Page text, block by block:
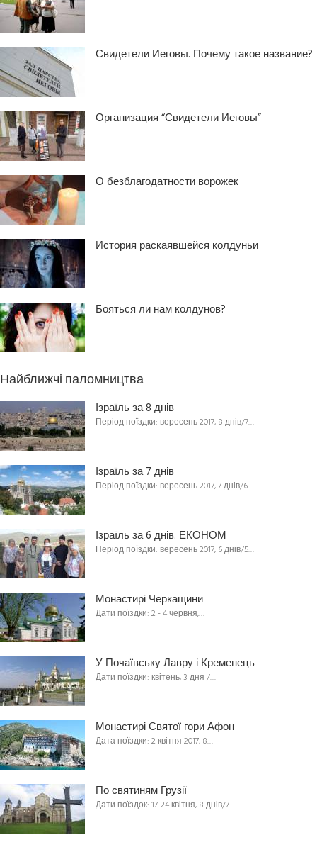
Свидетели Иеговы. Почему такое название?
Организация “Свидетели Иеговы”
О безблагодатности ворожек
История раскаявшейся колдуньи
Бояться ли нам колдунов?
Найближчі паломництва
Ізраїль за 8 днів
Період поїздки: вересень 2017, 8 днів/7…
Ізраїль за 7 днів
Період поїздки: вересень 2017, 7 днів/6…
Ізраїль за 6 днів. ЕКОНОМ
Період поїздки: вересень 2017, 6 днів/5…
Монастирі Черкащини
Дати поїздки: 2 - 4 червня,…
У Почаївську Лавру і Кременець
Дати поїздки: квітень, 3 дня /…
Монастирі Святої гори Афон
Дата поїздки: 2 квітня 2017, 8…
По святиням Грузії
Дати поїздок: 17-24 квітня, 8 днів/7…